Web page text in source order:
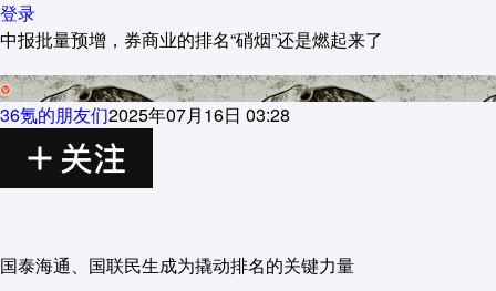
登录
中报批量预增，券商业的排名“硝烟”还是燃起来了
36氪的朋友们2025年07月16日 03:28
国泰海通、国联民生成为撬动排名的关键力量